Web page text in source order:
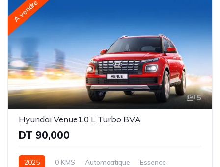
A vendre
5
Hyundai Venue1.0 L Turbo BVA
DT 90,000
2025 0 KMS Automoatique
Essence